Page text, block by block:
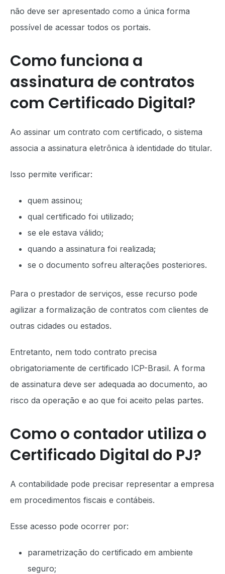
não deve ser apresentado como a única forma
possível de acessar todos os portais.
Como funciona a
assinatura de contratos
com Certificado Digital?
Ao assinar um contrato com certificado, o sistema
associa a assinatura eletrônica à identidade do titular.
Isso permite verificar:
quem assinou;
qual certificado foi utilizado;
se ele estava válido;
quando a assinatura foi realizada;
se o documento sofreu alterações posteriores.
Para o prestador de serviços, esse recurso pode
agilizar a formalização de contratos com clientes de
outras cidades ou estados.
Entretanto, nem todo contrato precisa
obrigatoriamente de certificado ICP-Brasil. A forma
de assinatura deve ser adequada ao documento, ao
risco da operação e ao que foi aceito pelas partes.
Como o contador utiliza o
Certificado Digital do PJ?
A contabilidade pode precisar representar a empresa
em procedimentos fiscais e contábeis.
Esse acesso pode ocorrer por:
parametrização do certificado em ambiente
seguro;